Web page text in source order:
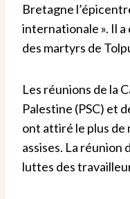
Bretagne
internationale ». Il
des martyrs de
Les réunions de la
Palestine (PSC) et
ont attiré le plus de
assises. La réunion
luttes des